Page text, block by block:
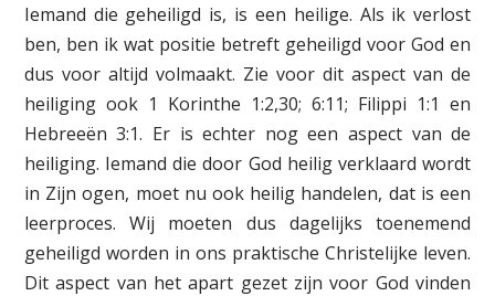
Iemand die geheiligd is, is een heilige. Als ik verlost
ben, ben ik wat positie betreft geheiligd voor God en
dus voor altijd volmaakt. Zie voor dit aspect van de
heiliging ook 1 Korinthe 1:2,30; 6:11; Filippi 1:1 en
Hebreeën 3:1. Er is echter nog een aspect van de
heiliging. Iemand die door God heilig verklaard wordt
in Zijn ogen, moet nu ook heilig handelen, dat is een
leerproces. Wij moeten dus dagelijks toenemend
geheiligd worden in ons praktische Christelijke leven.
Dit aspect van het apart gezet zijn voor God vinden